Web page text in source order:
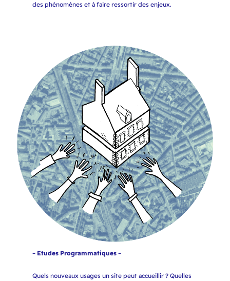
des phénomènes et à faire ressortir des enjeux.
– Etudes Programmatiques–
Quels nouveaux usages un site peut accueillir ? Quelles